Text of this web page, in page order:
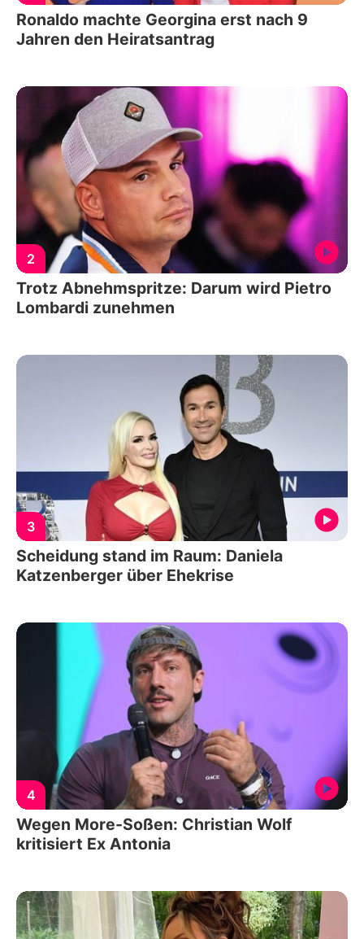
Ronaldo machte Georgina erst nach 9
Jahren den Heiratsantrag
2
Trotz Abnehmspritze: Darum wird Pietro
Lombardi zunehmen
3
Scheidung stand im Raum: Daniela
Katzenberger über Ehekrise
4
Wegen More-Soßen: Christian Wolf
kritisiert Ex Antonia